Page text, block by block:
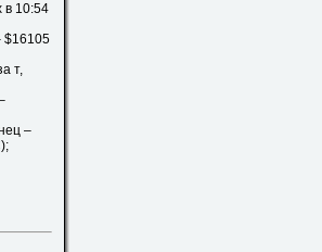
в 10:54
$16105
т,
–